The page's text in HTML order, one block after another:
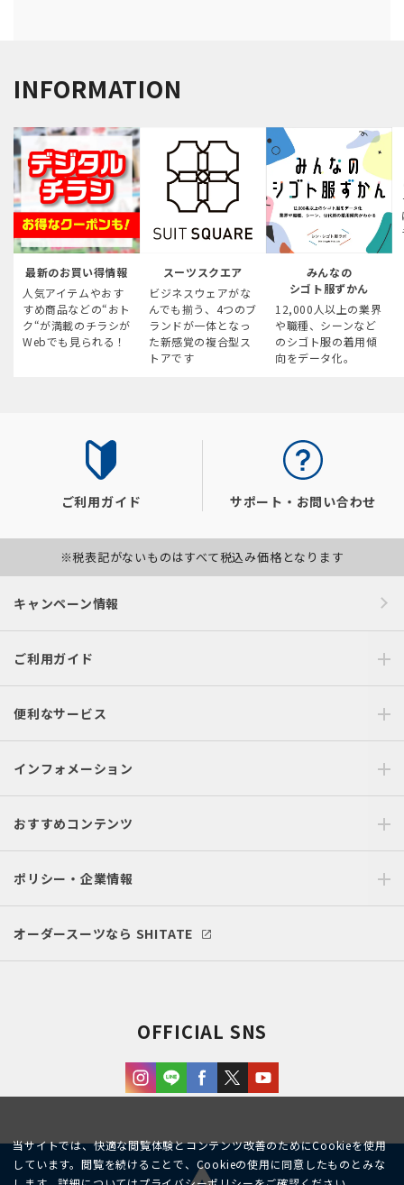
INFORMATION
最新のお買い得情報
人気アイテムやおす
すめ商品などの“おト
ク“が満載のチラシが
Webでも見られる！
スーツスクエア
ビジネスウェアがな
んでも揃う、4つのブ
ランドが一体となっ
た新感覚の複合型ス
トアです
みんなの
シゴト服ずかん
12,000人以上の業界
や職種、シーンなど
のシゴト服の着用傾
向をデータ化。
ご利用ガイド サポート・お問い合わせ
※税表記がないものはすべて税込み価格となります
キャンペーン情報
ご利用ガイド
便利なサービス
インフォメーション
おすすめコンテンツ
ポリシー・企業情報
オーダースーツなら SHITATE
OFFICIAL SNS
当サイトでは、快適な閲覧体験とコンテンツ改善のためにCookieを使用
しています。閲覧を続けることで、Cookieの使用に同意したものとみな